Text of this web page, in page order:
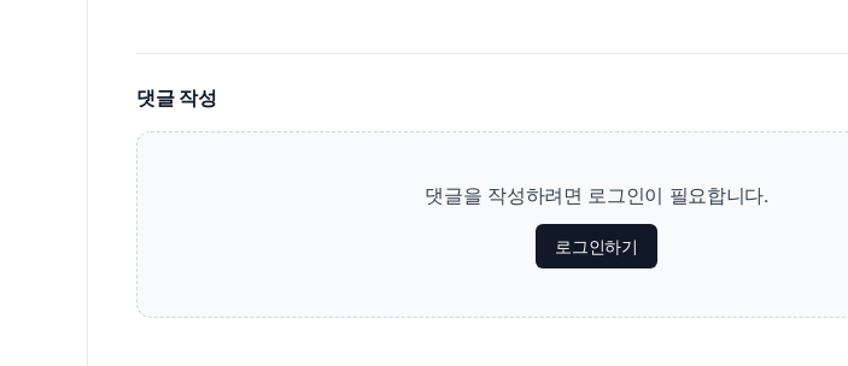
댓글 작성
댓글을 작성하려면 로그인이 필요합니다.
로그인하기